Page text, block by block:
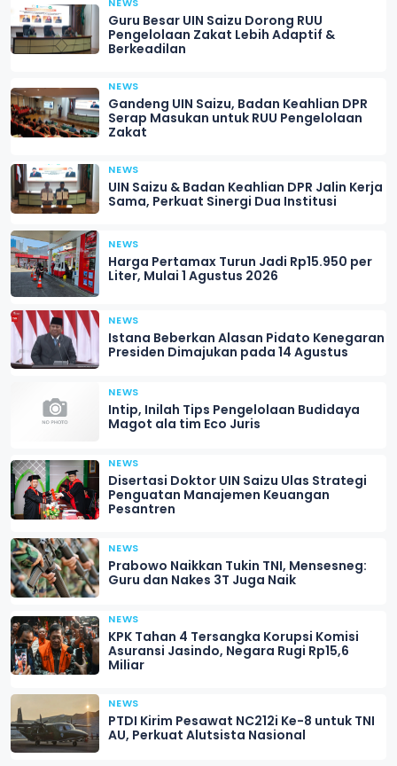
Guru Besar UIN Saizu Dorong RUU
Pengelolaan Zakat Lebih Adaptif &
Berkeadilan
NEWS
Gandeng UIN Saizu, Badan Keahlian DPR
Serap Masukan untuk RUU Pengelolaan
Zakat
NEWS
UIN Saizu & Badan Keahlian DPR Jalin Kerja
Sama, Perkuat Sinergi Dua Institusi
NEWS
Harga Pertamax Turun Jadi Rp15.950 per
Liter, Mulai 1 Agustus 2026
NEWS
Istana Beberkan Alasan Pidato Kenegaran
Presiden Dimajukan pada 14 Agustus
NEWS
Intip, Inilah Tips Pengelolaan Budidaya
Magot ala tim Eco Juris
NEWS
Disertasi Doktor UIN Saizu Ulas Strategi
Penguatan Manajemen Keuangan
Pesantren
NEWS
Prabowo Naikkan Tukin TNI, Mensesneg:
Guru dan Nakes 3T Juga Naik
NEWS
KPK Tahan 4 Tersangka Korupsi Komisi
Asuransi Jasindo, Negara Rugi Rp15,6
Miliar
NEWS
PTDI Kirim Pesawat NC212i Ke-8 untuk TNI
AU, Perkuat Alutsista Nasional